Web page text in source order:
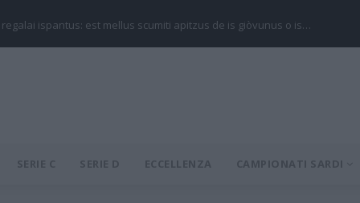
regalai ispantus: est mellus scumiti apitzus de is giòvunus o is…
SERIE C SERIE D ECCELLENZA CAMPIONATI SARDI